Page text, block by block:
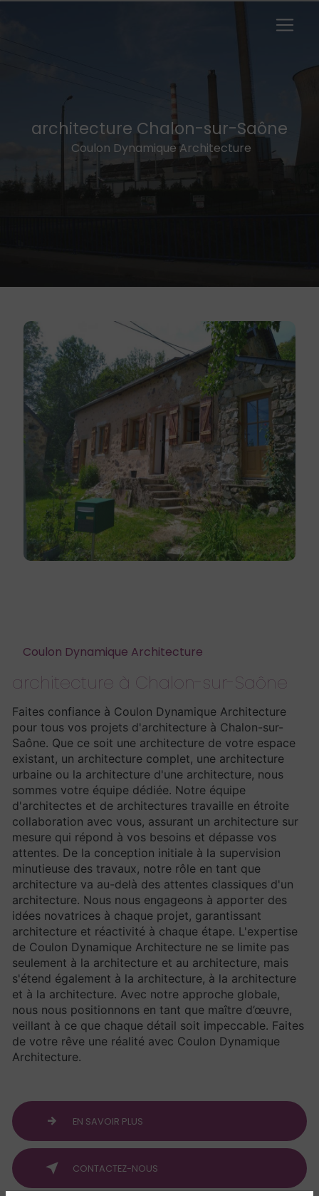
architecture Chalon-sur-Saône
Coulon Dynamique Architecture
Coulon Dynamique Architecture
architecture à Chalon-sur-Saône
Faites confiance à Coulon Dynamique Architecture
pour tous vos projets d'architecture à Chalon-sur-
Saône. Que ce soit une architecture de votre espace
existant, un architecture complet, une architecture
urbaine ou la architecture d'une architecture, nous
sommes votre équipe dédiée. Notre équipe
d'architectes et de architectures travaille en étroite
collaboration avec vous, assurant un architecture sur
mesure qui répond à vos besoins et dépasse vos
attentes. De la conception initiale à la supervision
minutieuse des travaux, notre rôle en tant que
architecture va au-delà des attentes classiques d'un
architecture. Nous nous engageons à apporter des
idées novatrices à chaque projet, garantissant
architecture et réactivité à chaque étape. L'expertise
de Coulon Dynamique Architecture ne se limite pas
seulement à la architecture et au architecture, mais
s'étend également à la architecture, à la architecture
et à la architecture. Avec notre approche globale,
nous nous positionnons en tant que maître d’œuvre,
veillant à ce que chaque détail soit impeccable. Faites
de votre rêve une réalité avec Coulon Dynamique
Architecture.
EN SAVOIR PLUS
CONTACTEZ-NOUS